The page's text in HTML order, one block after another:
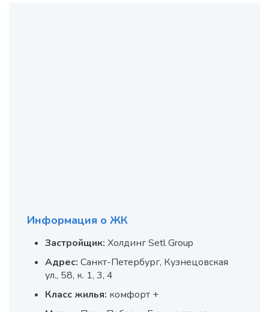
Информация о ЖК
Застройщик: Холдинг Setl Group
Адрес: Санкт-Петербург, Кузнецовская
ул., 58, к. 1, 3, 4
Класс жилья: комфорт +